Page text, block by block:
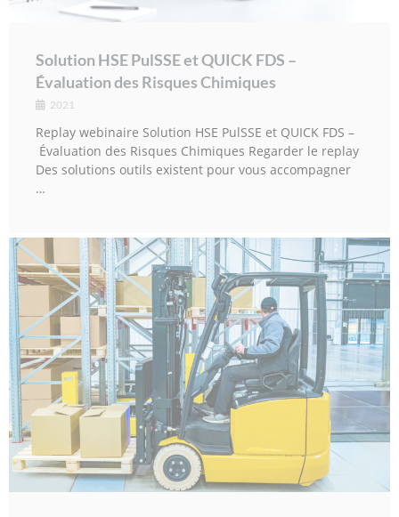
Solution HSE PulSSE et QUICK FDS –
Évaluation des Risques Chimiques
2021
Replay webinaire Solution HSE PulSSE et QUICK FDS –
Évaluation des Risques Chimiques Regarder le replay
Des solutions outils existent pour vous accompagner
…